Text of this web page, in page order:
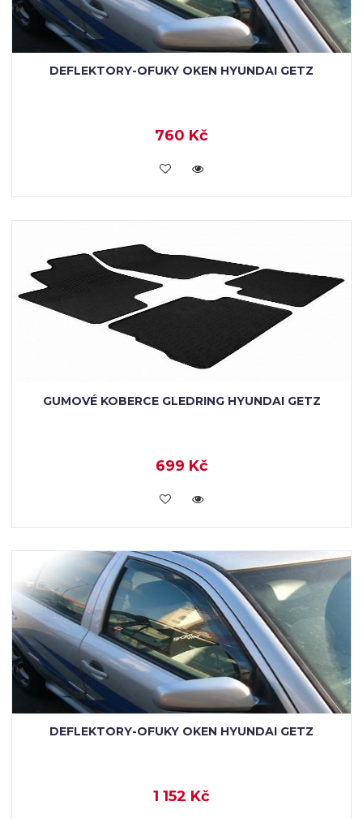
DEFLEKTORY-OFUKY OKEN HYUNDAI GETZ
760 Kč
KOUPIT
GUMOVÉ KOBERCE GLEDRING HYUNDAI GETZ
699 Kč
KOUPIT
DEFLEKTORY-OFUKY OKEN HYUNDAI GETZ
1 152 Kč